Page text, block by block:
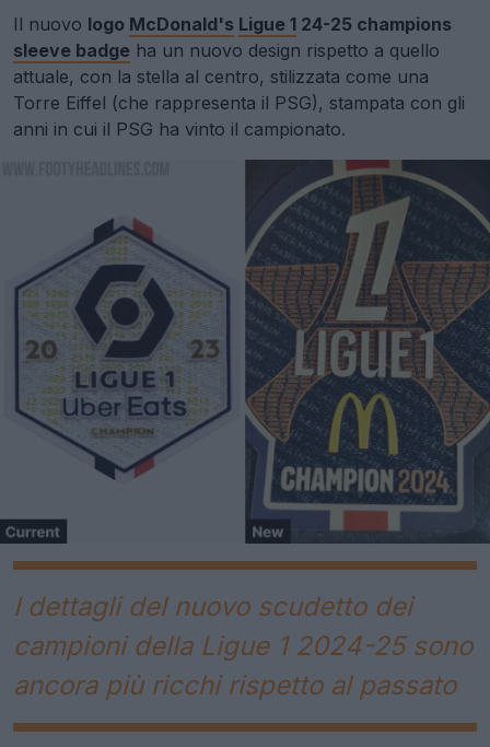
Il nuovo logo McDonald's Ligue 1 24-25 champions
sleeve badge ha un nuovo design rispetto a quello
attuale, con la stella al centro, stilizzata come una
Torre Eiffel (che rappresenta il PSG), stampata con gli
anni in cui il PSG ha vinto il campionato.
I dettagli del nuovo scudetto dei
campioni della Ligue 1 2024-25 sono
ancora più ricchi rispetto al passato